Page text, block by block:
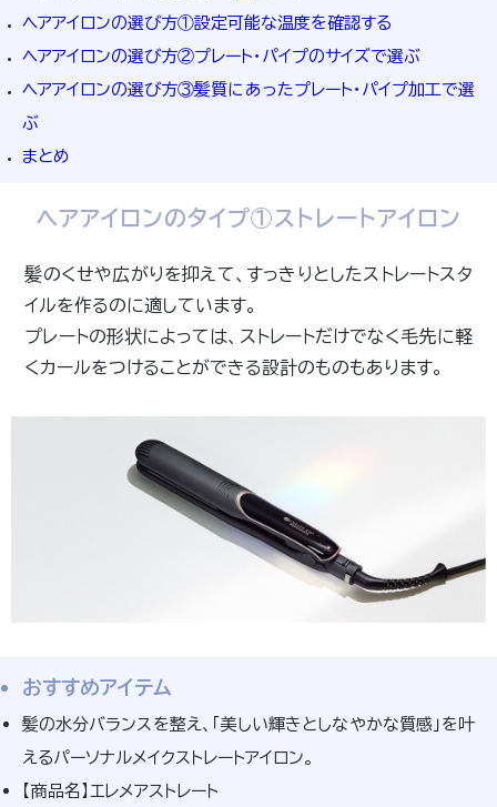
ヘアアイロンの選び方①設定可能な温度を確認する
ヘアアイロンの選び方②プレート・パイプのサイズで選ぶ
ヘアアイロンの選び方③髪質にあったプレート・パイプ加工で選
ぶ
まとめ
ヘアアイロンのタイプ①ストレートアイロン
髪のくせや広がりを抑えて、すっきりとしたストレートスタ
イルを作るのに適しています。
プレートの形状によっては、ストレートだけでなく毛先に軽
くカールをつけることができる設計のものもあります。
おすすめアイテム
髪の水分バランスを整え、「美しい輝きとしなやかな質感」を叶
えるパーソナルメイクストレートアイロン。
【商品名】エレメアストレート